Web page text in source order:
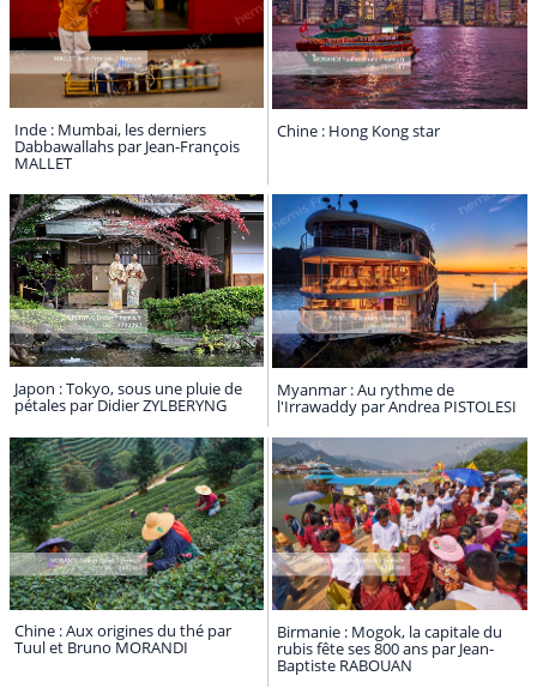
Inde : Mumbai, les derniers
Dabbawallahs par Jean-François
MALLET
Chine : Hong Kong star
Japon : Tokyo, sous une pluie de
pétales par Didier ZYLBERYNG
Myanmar : Au rythme de
l'Irrawaddy par Andrea PISTOLESI
Chine : Aux origines du thé par
Tuul et Bruno MORANDI
Birmanie : Mogok, la capitale du
rubis fête ses 800 ans par Jean-
Baptiste RABOUAN